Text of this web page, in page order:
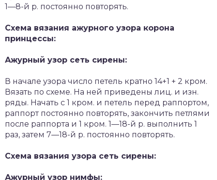
1—8-й р. постоянно повторять.
Схема вязания ажурного узора корона
принцессы:
Ажурный узор сеть сирены:
В начале узора число петель кратно 14+1 + 2 кром.
Вязать по схеме. На ней приведены лиц. и изн.
ряды. Начать с 1 кром. и петель перед раппортом,
раппорт постоянно повторять, закончить петлями
после раппорта и 1 кром. 1—18-й р. выполнить 1
раз, затем 7—18-й р. постоянно повторять.
Схема вязания узора сеть сирены:
Ажурный узор нимфы: